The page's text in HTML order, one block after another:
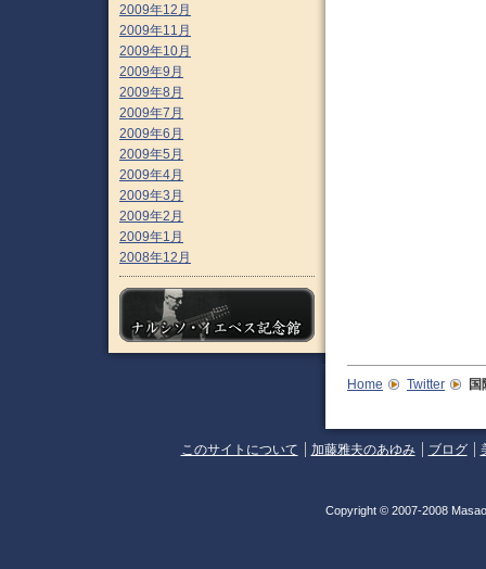
2009年12月
2009年11月
2009年10月
2009年9月
2009年8月
2009年7月
2009年6月
2009年5月
2009年4月
2009年3月
2009年2月
2009年1月
2008年12月
Home Twitter 国
このサイトについて 加藤雅夫のあゆみ ブログ
Copyright © 2007-2008